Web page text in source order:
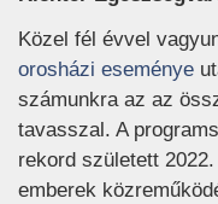
Közel fél évvel
orosházi eseménye
számunkra az az
tavasszal. A
rekord született
emberek